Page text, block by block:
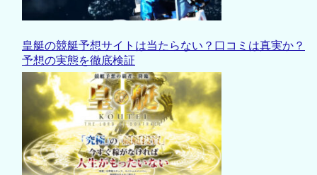
皇艇の競艇予想サイトは当たらない？口コミは真実か？
予想の実態を徹底検証